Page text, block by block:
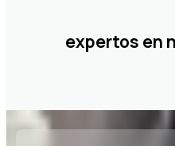
expertos en